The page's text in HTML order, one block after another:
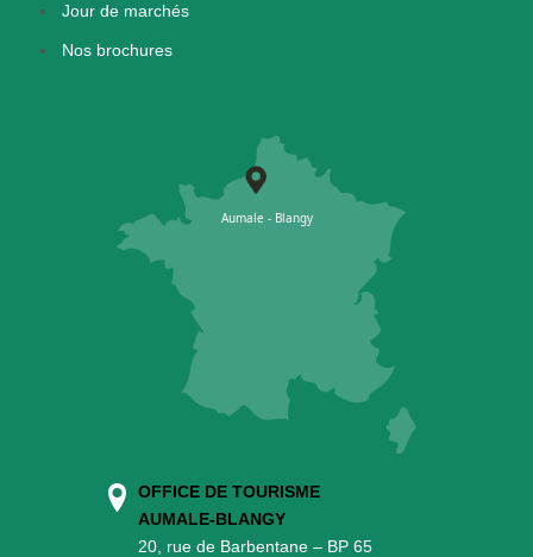
Jour de marchés
Nos brochures
OFFICE DE TOURISME
AUMALE-BLANGY
20, rue de Barbentane – BP 65